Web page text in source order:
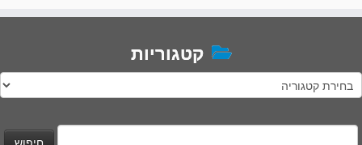
קטגוריות
קטגוריות
חיפוש: